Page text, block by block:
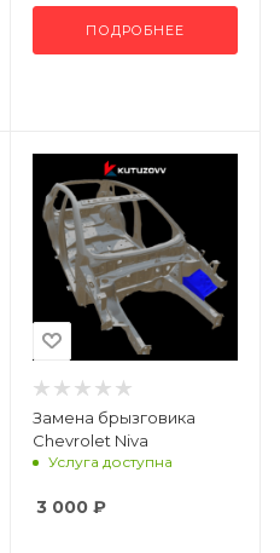
ПОДРОБНЕЕ
Замена брызговика
Chevrolet Niva
Услуга доступна
3 000₽